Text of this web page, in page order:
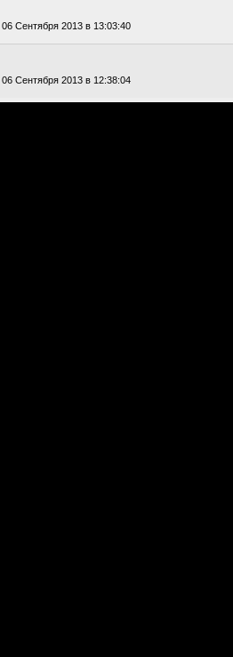
06 Сентября 2013 в 13:03:40
06 Сентября 2013 в 12:38:04